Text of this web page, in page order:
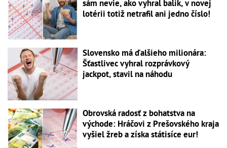
sám nevie, ako vyhral balík, v novej
lotérii totiž netrafil ani jedno číslo!
Slovensko má ďalšieho milionára:
Šťastlivec vyhral rozprávkový
jackpot, stavil na náhodu
Obrovská radosť z bohatstva na
východe: Hráčovi z Prešovského kraja
vyšiel žreb a získa státisíce eur!